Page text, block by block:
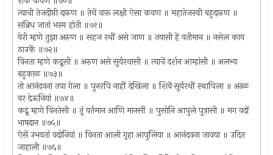
त्याची तेजदीप्ती दारुण ॥ तेथें वारू लक्षी ऐसा कवण ॥ महातेजस्वी बहुदारुण ॥
सन्निध जातां भस्म होती ॥७१॥
येरी म्हणे तुझा अरुण ॥ सहज रथीं असे जाण ॥ तयासी हें वतीमान ॥ नसेल काय
ठाउकें ॥७२॥
विनता म्हणे कद्रूसी ॥ अरुण असे सूर्यरथासी ॥ त्याचें दर्शन आम्हांसी ॥ अलभ्य
बहुकाळ ॥७३॥
तो आनंदवना तपा गेला ॥ पुनरपि नाहीं देखिला ॥ शिवें सूर्यरथीं स्थापिला ॥ अढळ
वर देऊनियां ॥७४॥
कद्रू म्हणे विनतेसी ॥ तूं वर्तमान आणि मानसीं ॥ पुसोनि आपुले पुत्रासी ॥ मग वदों
भाषदान ॥७५॥
ऐसें उभयतां वदोनियां ॥ विनता आली गृहा आपुलिया ॥ आनंदवना जावया ॥ उदित
जाहाली ॥७६॥